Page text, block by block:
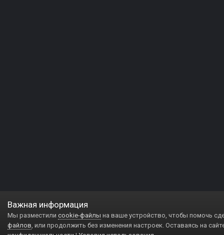
Важная информация
Мы разместили cookie-файлы на ваше устройство, чтобы помочь
файлов, или продолжить без изменения настроек. Оставаясь на